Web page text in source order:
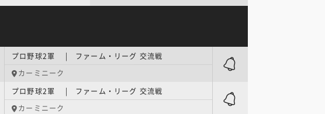
プロ野球2軍 | ファーム・リーグ 交流戦
カーミニーク
プロ野球2軍 | ファーム・リーグ 交流戦
カーミニーク